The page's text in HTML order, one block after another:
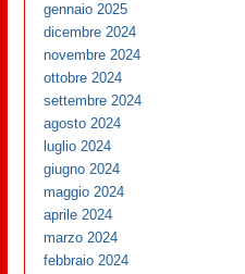
gennaio 2025
dicembre 2024
novembre 2024
ottobre 2024
settembre 2024
agosto 2024
luglio 2024
giugno 2024
maggio 2024
aprile 2024
marzo 2024
febbraio 2024